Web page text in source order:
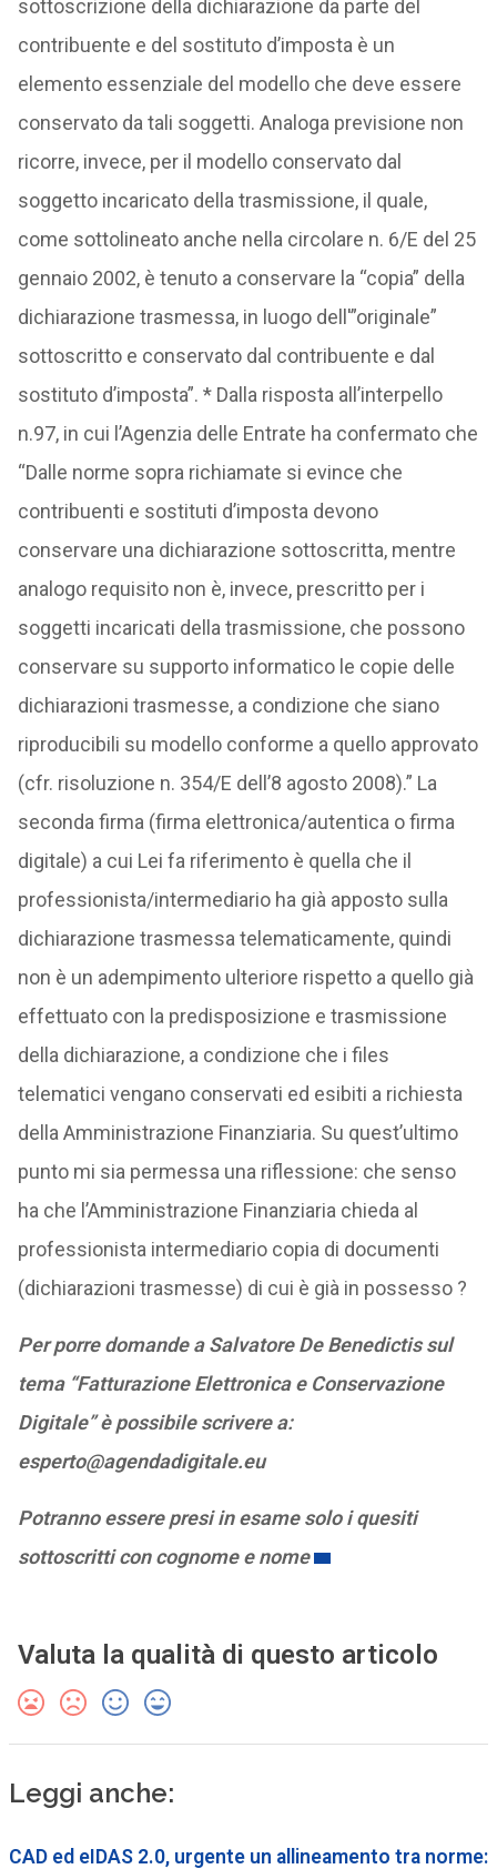
sottoscrizione della dichiarazione da parte del
contribuente e del sostituto d’imposta è un
elemento essenziale del modello che deve essere
conservato da tali soggetti. Analoga previsione non
ricorre, invece, per il modello conservato dal
soggetto incaricato della trasmissione, il quale,
come sottolineato anche nella circolare n. 6/E del 25
gennaio 2002, è tenuto a conservare la “copia” della
dichiarazione trasmessa, in luogo dell'”originale”
sottoscritto e conservato dal contribuente e dal
sostituto d’imposta”. * Dalla risposta all’interpello
n.97, in cui l’Agenzia delle Entrate ha confermato che
“Dalle norme sopra richiamate si evince che
contribuenti e sostituti d’imposta devono
conservare una dichiarazione sottoscritta, mentre
analogo requisito non è, invece, prescritto per i
soggetti incaricati della trasmissione, che possono
conservare su supporto informatico le copie delle
dichiarazioni trasmesse, a condizione che siano
riproducibili su modello conforme a quello approvato
(cfr. risoluzione n. 354/E dell’8 agosto 2008).” La
seconda firma (firma elettronica/autentica o firma
digitale) a cui Lei fa riferimento è quella che il
professionista/intermediario ha già apposto sulla
dichiarazione trasmessa telematicamente, quindi
non è un adempimento ulteriore rispetto a quello già
effettuato con la predisposizione e trasmissione
della dichiarazione, a condizione che i files
telematici vengano conservati ed esibiti a richiesta
della Amministrazione Finanziaria. Su quest’ultimo
punto mi sia permessa una riflessione: che senso
ha che l’Amministrazione Finanziaria chieda al
professionista intermediario copia di documenti
(dichiarazioni trasmesse) di cui è già in possesso ?
Per porre domande a Salvatore De Benedictis sul
tema “Fatturazione Elettronica e Conservazione
Digitale” è possibile scrivere a:
esperto@agendadigitale.eu
Potranno essere presi in esame solo i quesiti
sottoscritti con cognome e nome
Valuta la qualità di questo articolo
Leggi anche:
CAD ed eIDAS 2.0, urgente un allineamento tra norme: